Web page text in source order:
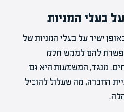
בעלי המניות
ישיר על בעלי המניות של
להם לממש חלק
מנגד, המשמעות היא גם
החברה, מה שעלול להוביל